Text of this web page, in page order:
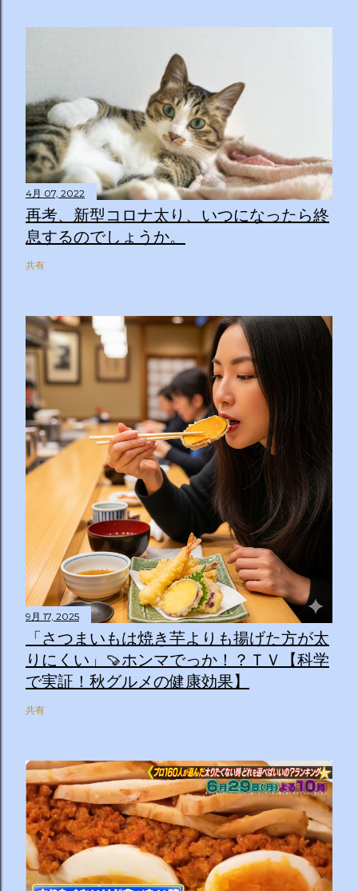
4月 07, 2022
再考、新型コロナ太り、いつになったら終
息するのでしょうか。
共有
9月 17, 2025
「さつまいもは焼き芋よりも揚げた方が太
りにくい」🍠ホンマでっか！？ＴＶ【科学
で実証！秋グルメの健康効果】
共有